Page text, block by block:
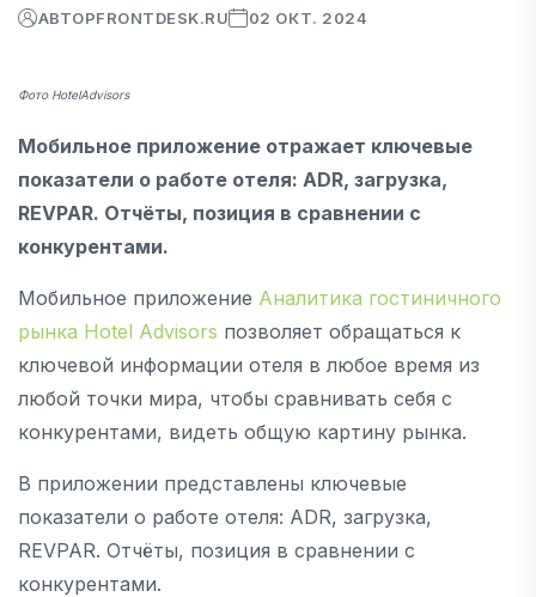
АВТОРFRONTDESK.RU 02 ОКТ. 2024
Фото HotelAdvisors
Мобильное приложение отражает ключевые
показатели о работе отеля: ADR, загрузка,
REVPAR. Отчёты, позиция в сравнении с
конкурентами.
Мобильное приложение Аналитика гостиничного
рынка Hotel Advisors позволяет обращаться к
ключевой информации отеля в любое время из
любой точки мира, чтобы сравнивать себя с
конкурентами, видеть общую картину рынка.
В приложении представлены ключевые
показатели о работе отеля: ADR, загрузка,
REVPAR. Отчёты, позиция в сравнении с
конкурентами.